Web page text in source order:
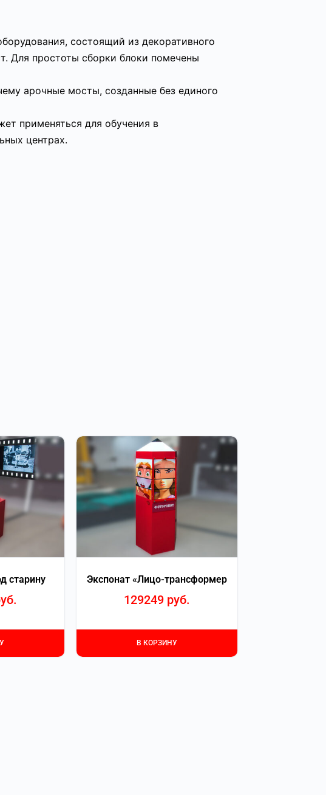
состоящий из декоративного
Для простоты сборки блоки помечены
арочные мосты, созданные без единого
применяться для обучения в
центрах.
старину Экспонат «Лицо-трансформер
129249 руб.
В КОРЗИНУ